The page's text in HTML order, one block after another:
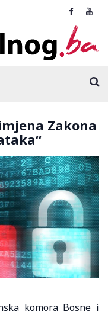
Zakona
komora Bosne i